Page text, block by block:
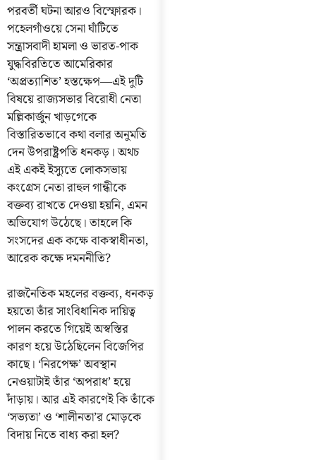
পরবর্তী ঘটনা আরও বিস্ফোরক।
পহেলগাঁওয়ে সেনা ঘাঁটিতে
সন্ত্রাসবাদী হামলা ও ভারত-পাক
যুদ্ধবিরতিতে আমেরিকার
‘অপ্রত্যাশিত’ হস্তক্ষেপ—এই দুটি
বিষয়ে রাজ্যসভার বিরোধী নেতা
মল্লিকার্জুন খাড়গেকে
বিস্তারিতভাবে কথা বলার অনুমতি
দেন উপরাষ্ট্রপতি ধনকড়। অথচ
এই একই ইস্যুতে লোকসভায়
কংগ্রেস নেতা রাহুল গান্ধীকে
বক্তব্য রাখতে দেওয়া হয়নি, এমন
অভিযোগ উঠেছে। তাহলে কি
সংসদের এক কক্ষে বাকস্বাধীনতা,
আরেক কক্ষে দমননীতি?
রাজনৈতিক মহলের বক্তব্য, ধনকড়
হয়তো তাঁর সাংবিধানিক দায়িত্ব
পালন করতে গিয়েই অস্বস্তির
কারণ হয়ে উঠেছিলেন বিজেপির
কাছে। ‘নিরপেক্ষ’ অবস্থান
নেওয়াটাই তাঁর ‘অপরাধ’ হয়ে
দাঁড়ায়। আর এই কারণেই কি তাঁকে
‘সভ্যতা’ ও ‘শালীনতা’র মোড়কে
বিদায় নিতে বাধ্য করা হল?